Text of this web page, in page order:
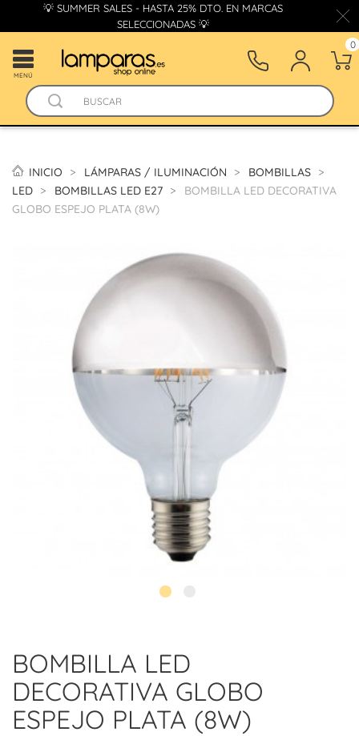
💡 SUMMER SALES - HASTA 25% DTO. EN MARCAS
SELECCIONADAS 💡
MENÚ
0
INICIO LÁMPARAS / ILUMINACIÓN
BOMBILLAS
LED
BOMBILLAS LED E27
BOMBILLA LED DECORATIVA
GLOBO ESPEJO PLATA (8W)
BOMBILLA LED
DECORATIVA GLOBO
ESPEJO PLATA (8W)